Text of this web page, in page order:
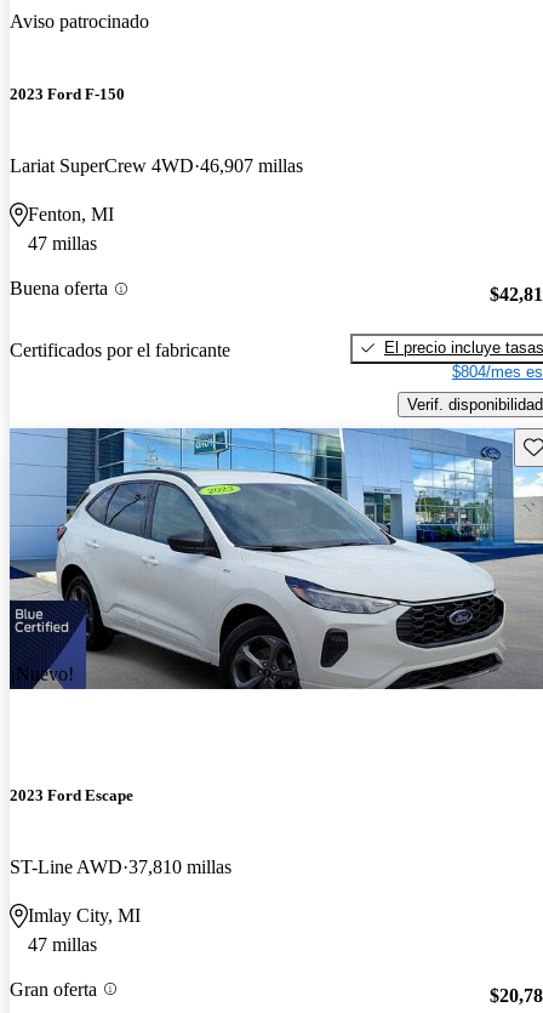
Aviso patrocinado
2023 Ford F-150
Lariat SuperCrew 4WD 46,907 millas
Fenton, MI
47 millas
Buena oferta
Certificados por el fabricante
El precio incluye tasas
$804/mes
Verif. disponibilidad
¡Nuevo!
2023 Ford Escape
ST-Line AWD 37,810 millas
Imlay City, MI
47 millas
Gran oferta